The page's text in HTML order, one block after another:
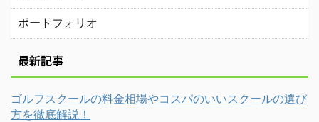
ポートフォリオ
最新記事
ゴルフスクールの料金相場やコスパのいいスクールの選び
方を徹底解説！